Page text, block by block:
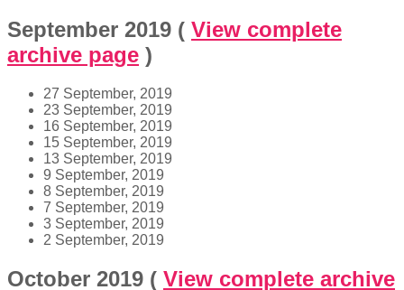
September 2019 ( View complete
archive page )
27 September, 2019
23 September, 2019
16 September, 2019
15 September, 2019
13 September, 2019
9 September, 2019
8 September, 2019
7 September, 2019
3 September, 2019
2 September, 2019
October 2019 ( View complete archive